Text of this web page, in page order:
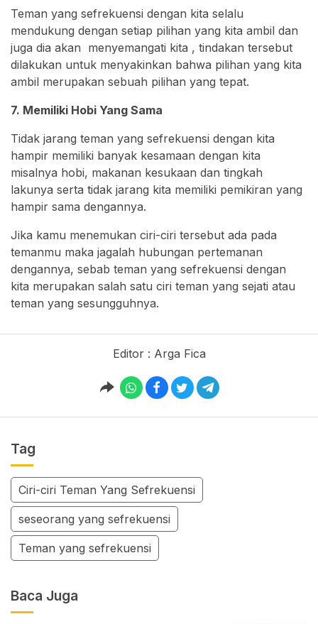
Teman yang sefrekuensi dengan kita selalu
mendukung dengan setiap pilihan yang kita ambil dan
juga dia akan menyemangati kita , tindakan tersebut
dilakukan untuk menyakinkan bahwa pilihan yang kita
ambil merupakan sebuah pilihan yang tepat.
7. Memiliki Hobi Yang Sama
Tidak jarang teman yang sefrekuensi dengan kita
hampir memiliki banyak kesamaan dengan kita
misalnya hobi, makanan kesukaan dan tingkah
lakunya serta tidak jarang kita memiliki pemikiran yang
hampir sama dengannya.
Jika kamu menemukan ciri-ciri tersebut ada pada
temanmu maka jagalah hubungan pertemanan
dengannya, sebab teman yang sefrekuensi dengan
kita merupakan salah satu ciri teman yang sejati atau
teman yang sesungguhnya.
Editor : Arga Fica
Tag
Ciri-ciri Teman Yang Sefrekuensi
seseorang yang sefrekuensi
Teman yang sefrekuensi
Baca Juga